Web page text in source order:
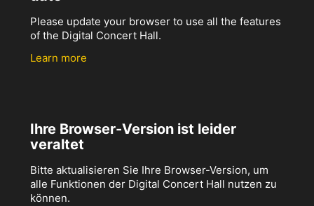
Please update your browser to use all the features
of the Digital Concert Hall.
Learn more
Ihre Browser-Version ist leider
veraltet
Bitte aktualisieren Sie Ihre Browser-Version, um
alle Funktionen der Digital Concert Hall nutzen zu
können.